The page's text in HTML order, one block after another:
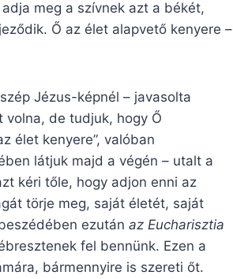
meg a szívnek azt a békét,
Ő az élet alapvető kenyere –
Jézus-képnél – javasolta
volna, de tudjuk, hogy Ő
élet kenyere”, valóban
látjuk majd a végén – utalt a
kéri tőle, hogy adjon enni az
törje meg, saját életét, saját
ezután az Eucharisztia
fel bennünk. Ezen a
bármennyire is szereti őt.